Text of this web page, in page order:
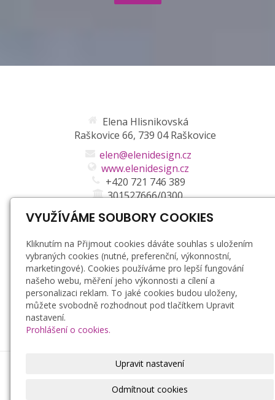
Elena Hlisnikovská
Raškovice 66, 739 04 Raškovice
elen@elenidesign.cz
www.elenidesign.cz
+420 721 746 389
301527666/0300
VYUŽÍVÁME SOUBORY COOKIES
Kliknutím na Přijmout cookies dáváte souhlas s uložením
vybraných cookies (nutné, preferenční, výkonnostní,
marketingové). Cookies používáme pro lepší fungování
našeho webu, měření jeho výkonnosti a cílení a
personalizaci reklam. To jaké cookies budou uloženy,
můžete svobodně rozhodnout pod tlačítkem Upravit
nastavení.
Prohlášení o cookies.
Upravit nastavení
Odmítnout cookies